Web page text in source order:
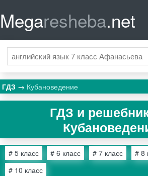
Megaresheba.net
ГДЗ Кубановедение
ГДЗ и
# 5 класс # 6 класс # 7 класс # 8
# 10 класс